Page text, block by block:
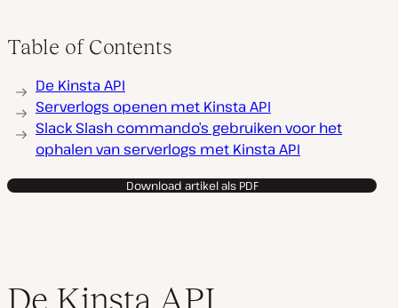
Table of Contents
De Kinsta API
Serverlogs openen met Kinsta API
Slack Slash commando’s gebruiken voor het
ophalen van serverlogs met Kinsta API
Download artikel als PDF
De Kinsta API